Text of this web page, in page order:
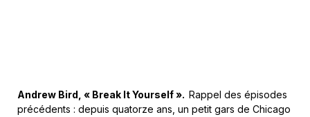
Andrew Bird, « Break It Yourself ». Rappel des épisodes
précédents : depuis quatorze ans, un petit gars de Chicago